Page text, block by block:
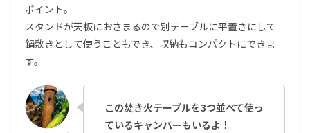
ポイント。
スタンドが天板におさまるので別テーブルに平置きにして
鍋敷きとして使うこともでき、収納もコンパクトにできま
す。
この焚き火テーブルを3つ並べて使っ
ているキャンパーもいるよ！